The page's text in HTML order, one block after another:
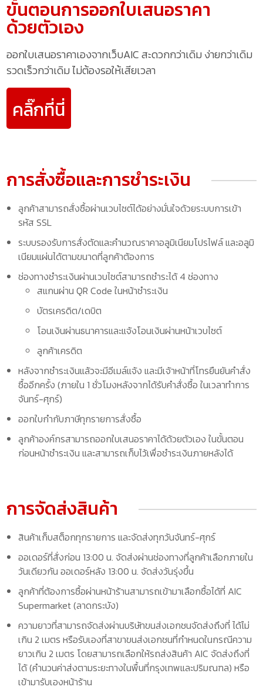
ขั้นตอนการออกใบเสนอราคา
ด้วยตัวเอง
ออกใบเสนอราคาเองจากเว็บAIC สะดวกกว่าเดิม ง่ายกว่าเดิม
รวดเร็วกว่าเดิม ไม่ต้องรอให้เสียเวลา
คลิ๊กที่นี่
การสั่งซื้อและการชำระเงิน
ลูกค้าสามารถสั่งซื้อผ่านเวบไซต์ได้อย่างมั่นใจด้วยระบบการเข้า
รหัส SSL
ระบบรองรับการสั่งตัดและคำนวณราคาอลูมิเนียมโปรไฟล์ และอลูมิ
เนียมแผ่นได้ตามขนาดที่ลูกค้าต้องการ
ช่องทางชำระเงินผ่านเวบไซต์สามารถชำระได้ 4 ช่องทาง
สแกนผ่าน QR Code ในหน้าชำระเงิน
บัตรเครดิต/เดบิต
โอนเงินผ่านธนาคารและแจ้งโอนเงินผ่านหน้าเวบไซต์
ลูกค้าเครดิต
หลังจากชำระเงินแล้วจะมีอีเมล์แจ้ง และมีเจ้าหน้าที่โทรยืนยันคำสั่ง
ซื้ออีกครั้ง (ภายใน 1 ชั่วโมงหลังจากได้รับคำสั่งซื้อ ในเวลาทำการ
จันทร์-ศุกร์)
ออกใบกำกับภาษีทุกรายการสั่งซื้อ
ลูกค้าองค์กรสามารถออกใบเสนอราคาได้ด้วยตัวเอง ในขั้นตอน
ก่อนหน้าชำระเงิน และสามารถเก็บไว้เพื่อชำระเงินภายหลังได้
การจัดส่งสินค้า
สินค้าเก็บสต็อกทุกรายการ และจัดส่งทุกวันจันทร์-ศุกร์
ออเดอร์ที่สั่งก่อน 13:00 น. จัดส่งผ่านช่องทางที่ลูกค้าเลือกภายใน
วันเดียวกัน ออเดอร์หลัง 13:00 น. จัดส่งวันรุ่งขึ้น
ลูกค้าที่ต้องการซื้อผ่านหน้าร้านสามารถเข้ามาเลือกซื้อได้ที่ AIC
Supermarket (ลาดกระบัง)
ความยาวที่สามารถจัดส่งผ่านบริษัทขนส่งเอกชนจัดส่งถึงที่ ได้ไม่
เกิน 2 เมตร หรือรับเองที่สาขาขนส่งเอกชนที่กำหนดในกรณีความ
ยาวเกิน 2 เมตร โดยสามารถเลือกให้รถส่งสินค้า AIC จัดส่งถึงที่
ได้ (คำนวนค่าส่งตามระยะทางในพื้นที่กรุงเทพและปริมณฑล) หรือ
เข้ามารับเองหน้าร้าน